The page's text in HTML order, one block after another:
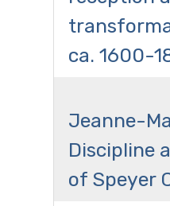
ca. 1600-
Jeanne-
Discipline
of Speyer